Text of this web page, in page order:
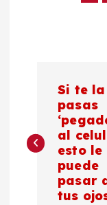
v
Si te la
pasas
al
esto le
puede
pasar
tus